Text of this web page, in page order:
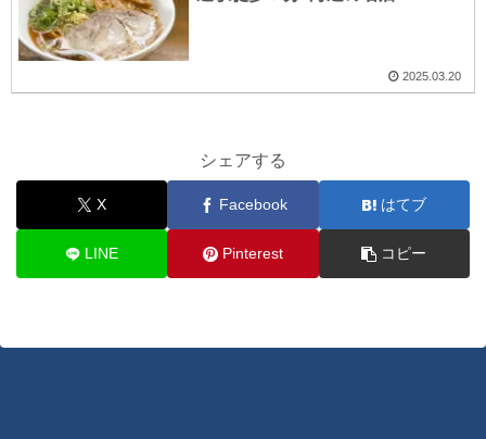
2025.03.20
シェアする
X Facebook はてブ
LINE Pinterest コピー